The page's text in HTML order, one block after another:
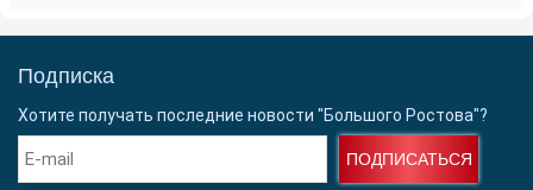
Подписка
Хотите получать последние новости "Большого Ростова"?
ПОДПИСАТЬСЯ